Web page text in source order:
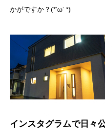
かがですか？(*‘ω‘ *)
インスタグラムで日々